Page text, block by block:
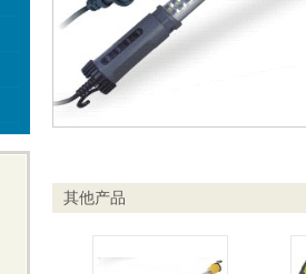
其他产品